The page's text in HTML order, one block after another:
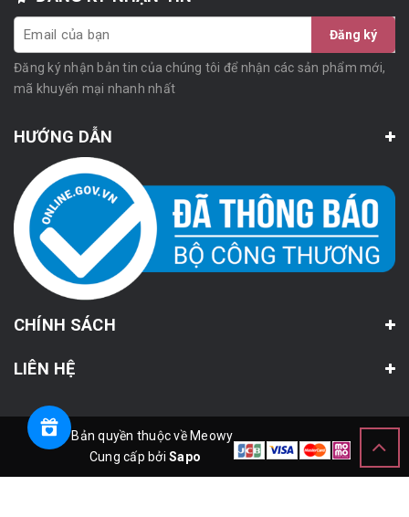
Đăng ký
Đăng ký nhận bản tin của chúng tôi để nhận các sản phẩm mới,
mã khuyến mại nhanh nhất
HƯỚNG DẪN
CHÍNH SÁCH
LIÊN HỆ
© Bản quyền thuộc về Meowy
Cung cấp bởiSapo